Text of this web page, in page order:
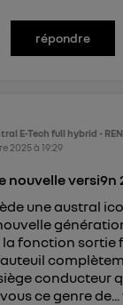
répondre
E-Tech full hybrid -
2025à 19:29
nouvelle versi9n
une austral
fonction sortie
conducteur
ce genre de...